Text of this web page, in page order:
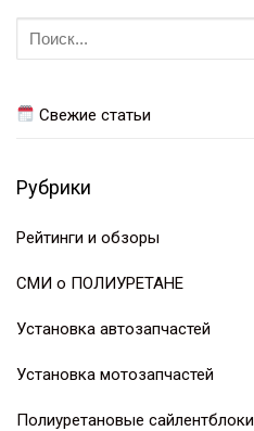
Искать:
Свежие статьи
Рубрики
Рейтинги и обзоры
СМИ о ПОЛИУРЕТАНЕ
Установка автозапчастей
Установка мотозапчастей
Полиуретановые сайлентблоки